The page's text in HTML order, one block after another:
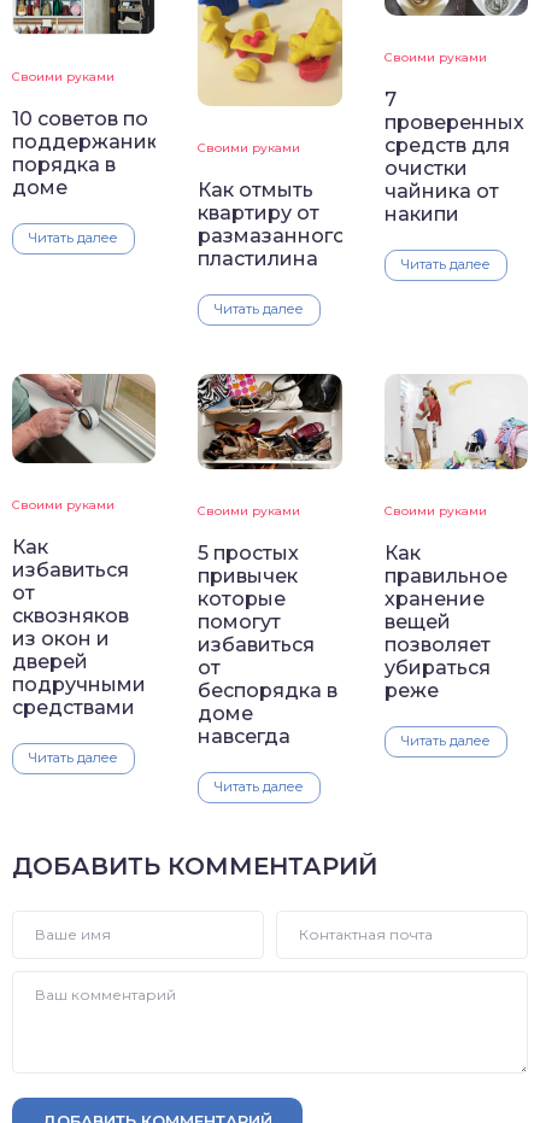
Своими руками
10 советов по
поддержанию
порядка в
доме
Читать далее
Своими руками
Как отмыть
квартиру от
размазанного
пластилина
Читать далее
Своими руками
7
проверенных
средств для
очистки
чайника от
накипи
Читать далее
Своими руками
Как
избавиться
от
сквозняков
из окон и
дверей
подручными
средствами
Читать далее
Своими руками
5 простых
привычек
которые
помогут
избавиться
от
беспорядка в
доме
навсегда
Читать далее
Своими руками
Как
правильное
хранение
вещей
позволяет
убираться
реже
Читать далее
ДОБАВИТЬ КОММЕНТАРИЙ